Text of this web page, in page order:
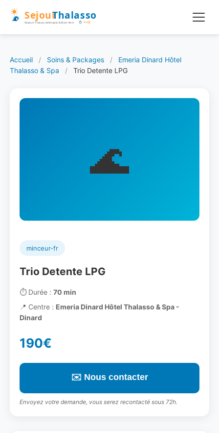
Accueil / Soins & Packages /
Emeria Dinard Hôtel
Thalasso & Spa
/ Trio Detente LPG
🌊
minceur-fr
Trio Detente LPG
⏱️Durée : 70 min
📍 Centre : Emeria Dinard Hôtel Thalasso & Spa -
Dinard
190€
✉️ Nous contacter
Envoyez votre demande, vous serez recontacté sous 72h.